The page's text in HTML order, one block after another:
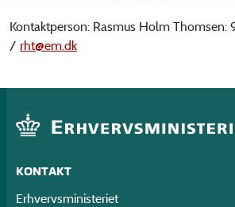
Kontaktperson: Rasmus Holm Thomsen:
/ rht@em.dk
KONTAKT
Erhvervsministeriet